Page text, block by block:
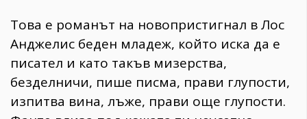
Това е романът на новопристигнал в Лос
Анджелис беден младеж, който иска да е
писател и като такъв мизерства,
безделничи, пише писма, прави глупости,
изпитва вина, лъже, прави още глупости.